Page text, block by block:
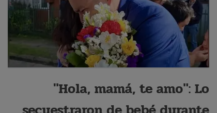
"Hola, mamá, te amo": Lo